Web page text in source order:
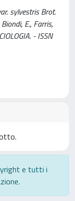
sylvestris Brot.
E., Farris,
- ISSN
e tutti i